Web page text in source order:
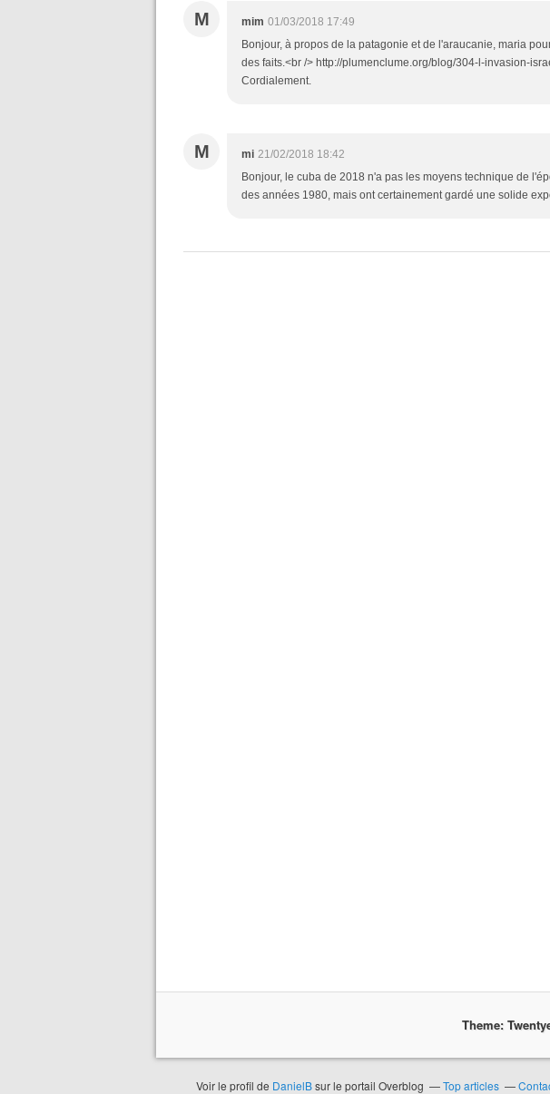
M mim 01/03/2018 17:49
Bonjour, à propos de la patagonie et de l'araucanie, maria
des faits.<br /> http://plumenclume.org/blog/304-l-invasion-
Cordialement.
M mi 21/02/2018 18:42
Bonjour, le cuba de 2018 n'a pas les moyens technique de
des années 1980, mais ont certainement gardé une solide
Theme:
Voir le profil de DanielBsur le portail Overblog Top articles